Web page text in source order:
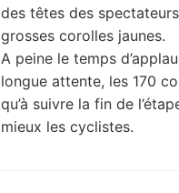
des têtes des
grosses corolles jaunes.
A peine le temps
longue attente, les 170
qu’à suivre la fin de
mieux les cyclistes.